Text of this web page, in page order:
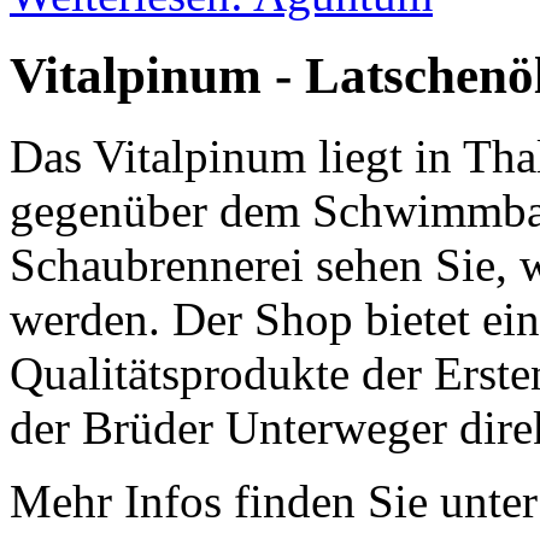
Vitalpinum -
Das Vitalpinum liegt in
gegenüber dem
Schaubrennerei sehen Sie,
werden. Der Shop bietet
Qualitätsprodukte der
der Brüder Unterweger
Mehr Infos finden Sie